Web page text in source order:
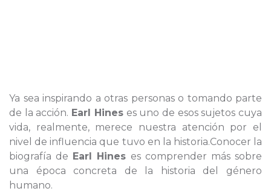
Ya sea inspirando a otras personas o tomando parte
de la acción. Earl Hineses uno de esos sujetos cuya
vida, realmente, merece nuestra atención por el
nivel de influencia que tuvo en la historia.Conocer la
biografía de Earl Hines es comprender más sobre
una época concreta de la historia del género
humano.